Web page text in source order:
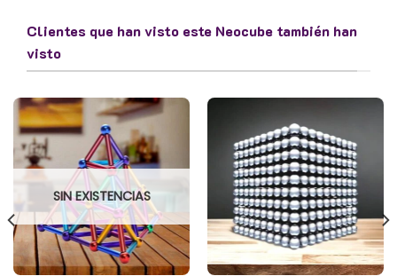
Clientes que han visto este Neocube también han
visto
SIN EXISTENCIAS